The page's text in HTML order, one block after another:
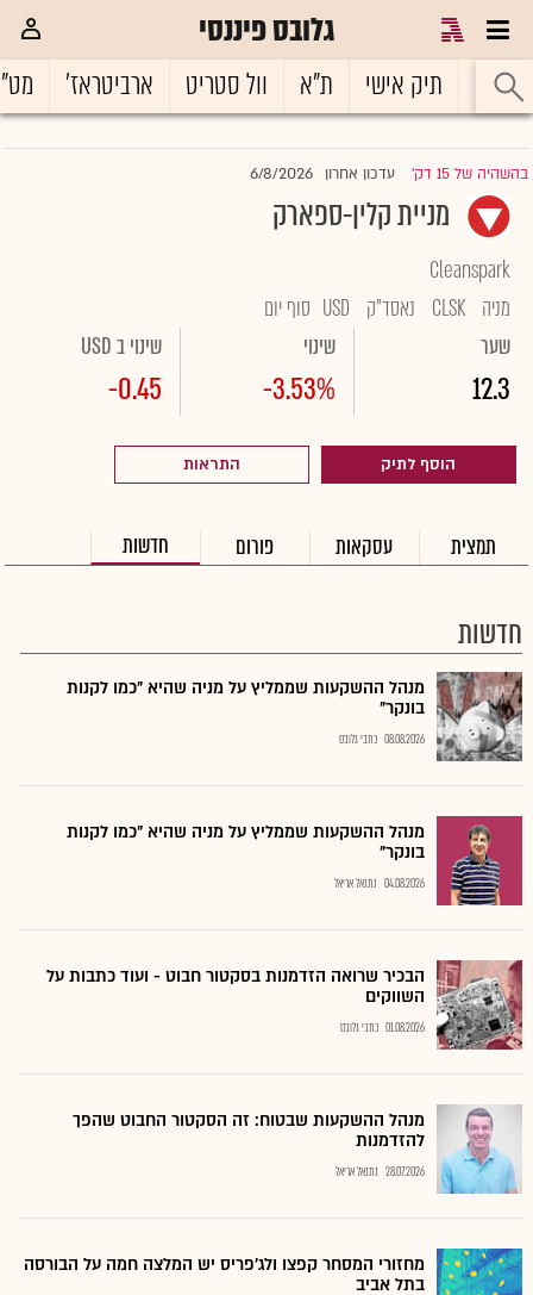
גלובס פיננסי
ראשי תיק אישי ת"א וול סטריט ארביטראז'
בהשהיה של 15 דק' |עדכון אחרון 6/8/2026
מניית קלין-ספארק
Cleanspark
מניה CLSK נאסד"ק USD סוף יום
שער
12.3
שינוי
-3.53%
שינוי ב USD
-0.45
הוסף לתיק התראות
תמצית עסקאות פורום חדשות
חדשות
מנהל ההשקעות שממליץ על מניה שהיא "כמו לקנות
בונקר"
08.08.2026 כתבי גלובס
מנהל ההשקעות שממליץ על מניה שהיא "כמו לקנות
בונקר"
04.08.2026 נתנאל אריאל
הבכיר שרואה הזדמנות בסקטור חבוט - ועוד כתבות על
השווקים
01.08.2026 כתבי גלובס
מנהל ההשקעות שבטוח: זה הסקטור החבוט שהפך
להזדמנות
28.07.2026 נתנאל אריאל
מחזורי המסחר קפצו ולג'פריס יש המלצה חמה על הבורסה
בתל אביב